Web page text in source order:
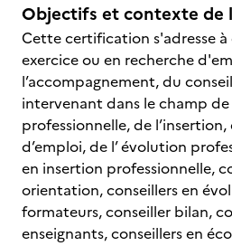
Objectifs et contexte de
Cette certification s'adresse à
exercice ou en recherche
l’accompagnement, du
intervenant dans le champ
professionnelle, de
d’emploi, de l’ évolution
en insertion professionnelle,
orientation, conseillers en
formateurs, conseiller bilan,
enseignants, conseillers en